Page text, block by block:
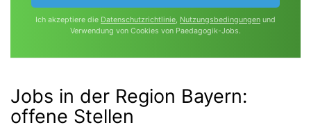
zu
speichern
deine
ein
Ich akzeptiere die Datenschutzrichtlinie, Nutzungsbedingungen und
Verwendung von Cookies von Paedagogik-Jobs.
Jobs in der Region Bayern:
offene Stellen